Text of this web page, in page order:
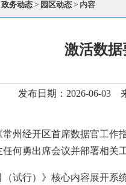
政务动态 > 园区动态 > 内容
激活数
发布日期：2026-06-03
州经开区首席数据官工
何勇出席会议并部署相
试行）》核心内容展开系